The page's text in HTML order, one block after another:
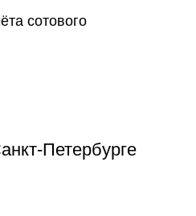
сотового
Петербурге